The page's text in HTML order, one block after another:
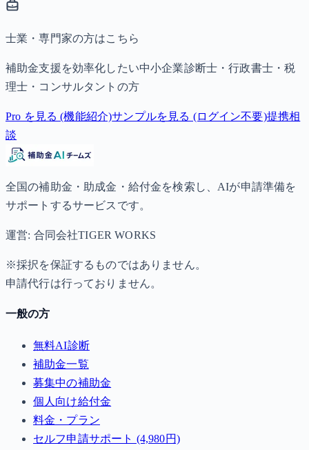
士業・専門家の方はこちら
補助金支援を効率化したい中小企業診断士・行政書士・税
理士・コンサルタントの方
Pro を見る (機能紹介)サンプルを見る (ログイン不要)提携相
談
全国の補助金・助成金・給付金を検索し、AIが申請準備を
サポートするサービスです。
運営: 合同会社TIGER WORKS
※採択を保証するものではありません。
申請代行は行っておりません。
一般の方
無料AI診断
補助金一覧
募集中の補助金
個人向け給付金
料金・プラン
セルフ申請サポート (4,980円)